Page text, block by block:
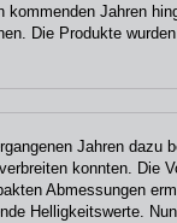
Jahren
Die Produkte
Jahren dazu
konnten. Die
Abmessungen
Helligkeitswerte.